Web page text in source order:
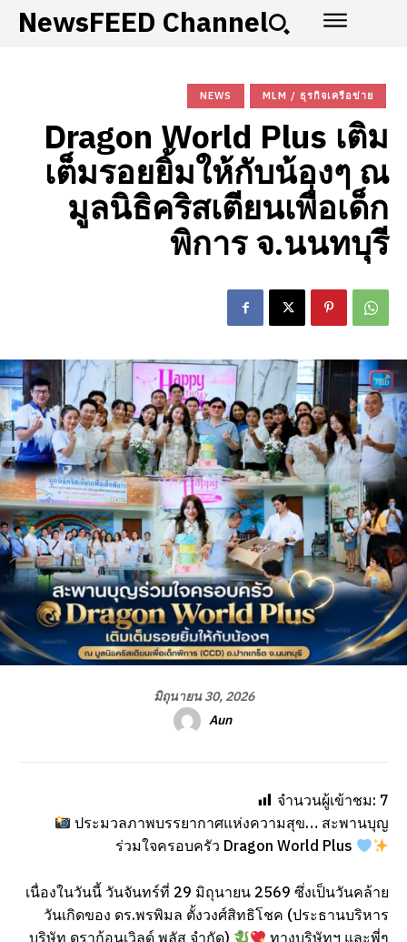
NewsFEED Channel
NEWS MLM / ธุรกิจเครือข่าย
Dragon World Plus เติม
เต็มรอยยิ้มให้กับน้องๆ ณ
มูลนิธิคริสเตียนเพื่อเด็ก
พิการ จ.นนทบุรี
มิถุนายน 30, 2026
Aun
จำนวนผู้เข้าชม: 7
ประมวลภาพบรรยากาศแห่งความสุข… สะพานบุญ
ร่วมใจครอบครัว Dragon World Plus
เนื่องในวันนี้ วันจันทร์ที่ 29 มิถุนายน 2569 ซึ่งเป็นวันคล้าย
วันเกิดของ ดร.พรพิมล ตั้งวงศ์สิทธิโชค (ประธานบริหาร